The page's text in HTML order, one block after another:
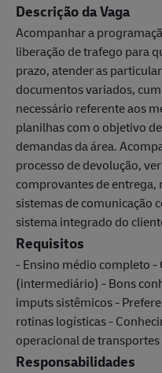
Descrição da Vaga
Acompanhar a
liberação de trafego para
prazo, atender as
documentos variados,
necessário referente aos
planilhas com o objetivo
demandas da área.
processo de devolução,
comprovantes de
sistemas de comunicação
sistema integrado do
Requisitos
- Ensino médio completo
(intermediário) - Bons
imputs sistêmicos -
rotinas logísticas -
operacional de transportes
Responsabilidades